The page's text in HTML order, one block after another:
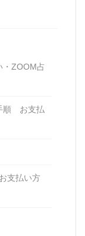
・ZOOM占
順 お支払
支払い方